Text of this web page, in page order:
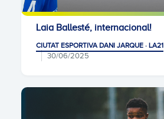
Laia Ballesté, internacional!
CIUTAT ESPORTIVA DANI JARQUE · LA21
30/06/2025